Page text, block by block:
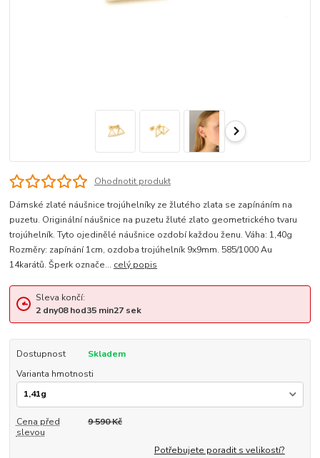
Ohodnotit produkt
Dámské zlaté náušnice trojúhelníky ze žlutého zlata se zapínáním na
puzetu. Originální náušnice na puzetu žluté zlato geometrického tvaru
trojúhelník. Tyto ojedinělé náušnice ozdobí každou ženu. Váha: 1,40g
Rozměry: zapínání 1cm, ozdoba trojúhelník 9x9mm. 585/1000 Au
14karátů. Šperk označe... celý popis
Sleva končí:
2 dny08hod35min26sek
Dostupnost
Skladem
Varianta hmotnosti
Cena před
slevou
9 590 Kč
Potřebujete poradit s velikostí?